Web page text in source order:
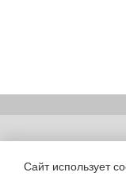
Сайт использует